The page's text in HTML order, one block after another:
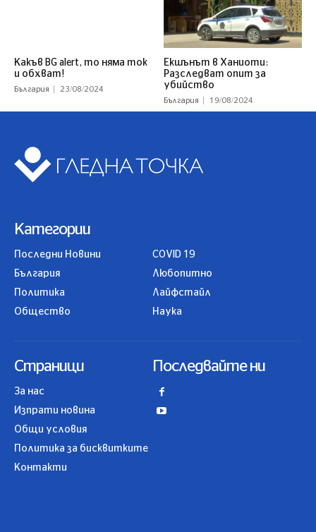
Какъв BG alert, то няма ток
и обхват!
България 23/08/2024
Екшънът в Ханиоти:
Разследват опит за
убийство
България 19/08/2024
Категории
Последни Новини
България
Политика
Общество
COVID 19
Любопитно
Лайфстайл
Наука
Страници
За нас
Изпрати новина
Общи условия
Политика за бисквитките
Контакти
Последвайте ни